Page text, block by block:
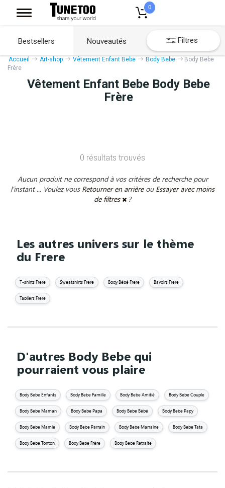
0
Bestsellers Nouveautés Filtres
Accueil Art-shop Vêtement Enfant Bebe Body Bebe
Body Bebe
Frère
Vêtement Enfant Bebe Body Bebe
Frère
0 résultats trouvés
Aucun produit ne correspond à vos critères de recherche pour
l'instant ... Voulez vous Retourner en arrière ou Essayer avec moins
de filtres
?
Les autres univers sur le thème
du Frere
T-shirts Frere Sweatshirts Frere Body Bébé Frere Bavoirs Frere
Tabliers Frere
D'autres Body Bebe qui
pourraient vous plaire
Body Bebe Enfants Body Bebe Famille Body Bebe Amitié Body Bebe Couple
Body Bebe Maman Body Bebe Papa Body Bebe Bébé Body Bebe Papy
Body Bebe Mamie Body Bebe Parrain Body Bebe Marraine Body Bebe Tata
Body Bebe Tonton Body Bebe Frère Body Bebe Retraite